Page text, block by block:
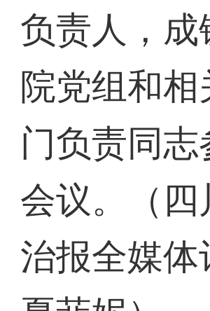
负责人，成
院党组和相
门负责同志
会议。（四
治报全媒体